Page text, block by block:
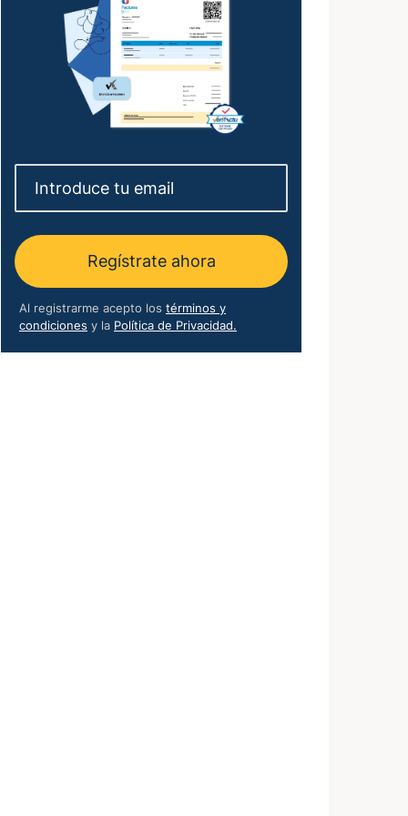
Regístrate ahora
Al registrarme acepto los términos y
condiciones y la Política de Privacidad.